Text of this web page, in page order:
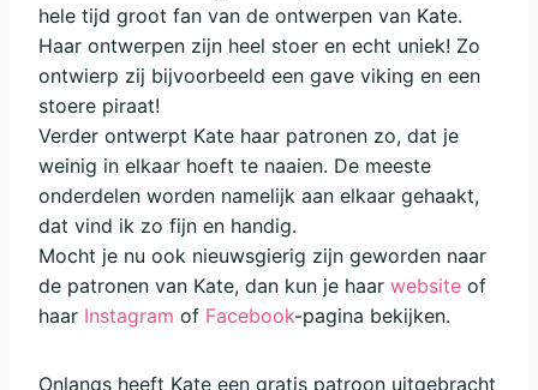
hele tijd groot fan van de ontwerpen van Kate.
Haar ontwerpen zijn heel stoer en echt uniek! Zo
ontwierp zij bijvoorbeeld een gave viking en een
stoere piraat!
Verder ontwerpt Kate haar patronen zo, dat je
weinig in elkaar hoeft te naaien. De meeste
onderdelen worden namelijk aan elkaar gehaakt,
dat vind ik zo fijn en handig.
Mocht je nu ook nieuwsgierig zijn geworden naar
de patronen van Kate, dan kun je haar website of
haar Instagram of Facebook-pagina bekijken.
Onlangs heeft Kate een gratis patroon uitgebracht